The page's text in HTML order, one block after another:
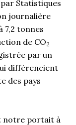
Statistiques
journalière
7,2 tonnes
de CO2
par un
différencient
des pays
notre portait à